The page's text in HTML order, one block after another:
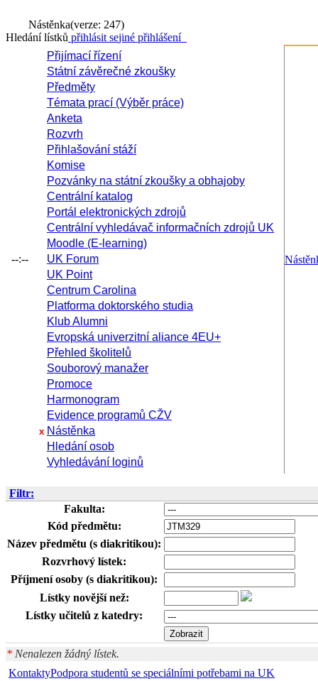
Nástěnka(verze: 247)
Hledání lístků přihlásit sejiné přihlášení
--:--
Přijímací řízení
Státní závěrečné zkoušky
Předměty
Témata prací (Výběr práce)
Anketa
Rozvrh
Přihlašování stáží
Komise
Pozvánky na státní zkoušky a obhajoby
Centrální katalog
Portál elektronických zdrojů
Centrální vyhledávač informačních zdrojů UK
Moodle (E-learning)
UK Forum
UK Point
Centrum Carolina
Platforma doktorského studia
Klub Alumni
Evropská univerzitní aliance 4EU+
Přehled školitelů
Souborový manažer
Promoce
Harmonogram
Evidence programů CŽV
x Nástěnka
Hledání osob
Vyhledávání loginů
Filtr:
Fakulta:
Kód předmětu:
Název předmětu (s diakritikou):
Rozvrhový lístek:
Příjmení osoby (s diakritikou):
Lístky novější než:
Lístky učitelů z katedry:
* Nenalezen žádný lístek.
KontaktyPodpora studentů se speciálními potřebami na UK